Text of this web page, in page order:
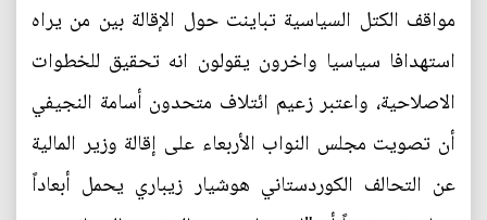
مواقف الكتل السياسية تباينت حول الإقالة بين من يراه
استهدافا سياسيا واخرون يقولون انه تحقيق للخطوات
الاصلاحية، واعتبر زعيم ائتلاف متحدون أسامة النجيفي
أن تصويت مجلس النواب الأربعاء على إقالة وزير المالية
عن التحالف الكوردستاني هوشيار زيباري يحمل أبعاداً